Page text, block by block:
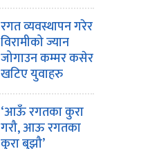
रगत व्यवस्थापन गरेर
विरामीको ज्यान
जोगाउन कम्मर कसेर
खटिए युवाहरु
‘आऊँ रगतका कुरा
गरौ, आऊ रगतका
कुरा बुझौ’